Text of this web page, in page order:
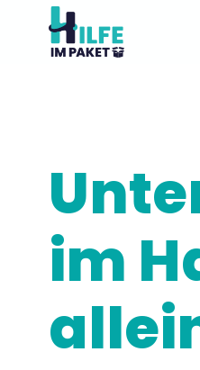
springen
im